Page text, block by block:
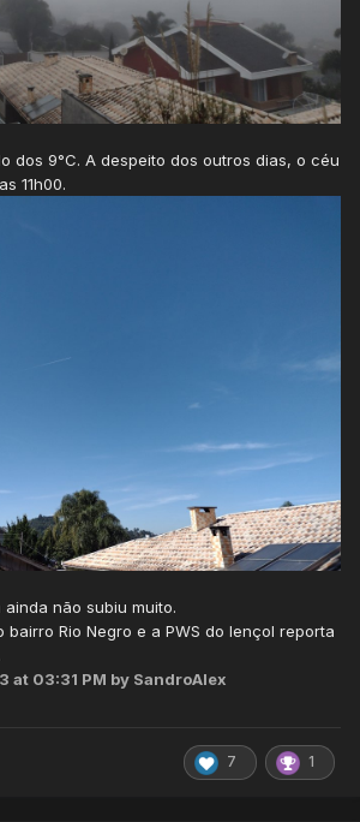
dos 9°C. A despeito dos outros dias, o céu
11h00.
não subiu muito.
bairro Rio Negro e a PWS do lençol reporta
at 03:31 PM by SandroAlex
7 1